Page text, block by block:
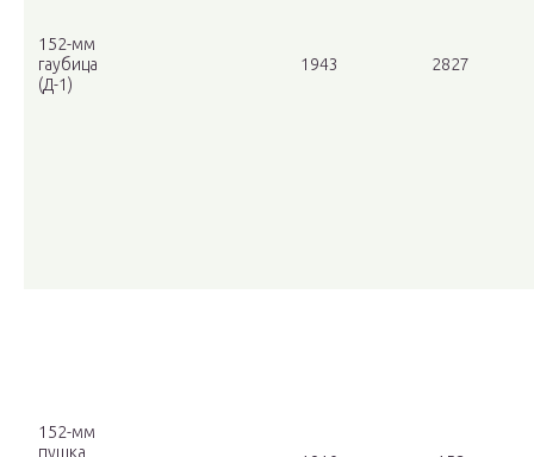
152-мм
гаубица
(Д-1)
1943 2827
152-мм
пушка